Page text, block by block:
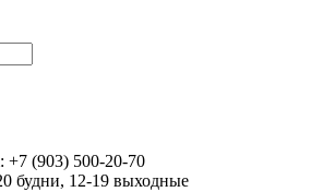
+7 (903) 500-20-70
будни, 12-19 выходные